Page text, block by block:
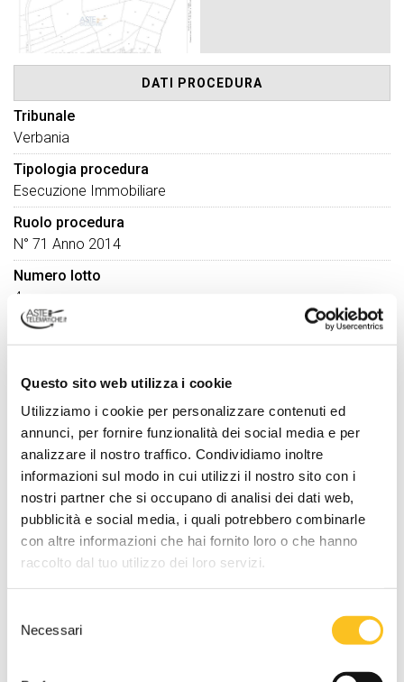
Questo sito web utilizza i cookie
Utilizziamo i cookie per personalizzare contenuti ed
annunci, per fornire funzionalità dei social media e per
analizzare il nostro traffico. Condividiamo inoltre
informazioni sul modo in cui utilizzi il nostro sito con i
nostri partner che si occupano di analisi dei dati web,
pubblicità e social media, i quali potrebbero combinarle
con altre informazioni che hai fornito loro o che hanno
raccolto dal tuo utilizzo dei loro servizi.
delNecessari
DATI PROCEDURA
Tribunale
Verbania
Tipologia procedura
Esecuzione Immobiliare
Ruolo procedura
N° 71 Anno 2014
Numero lotto
4
Descrizione lotto
Terreno agricolo circondato da altri uguali, qualità Bosco
DATI VENDITA
Referente vendita
Dott. Caterina Sinico
Tipo di vendita
Asincrona
Termine presentazione offerte
22/06/2026 12:00:00
minuti di